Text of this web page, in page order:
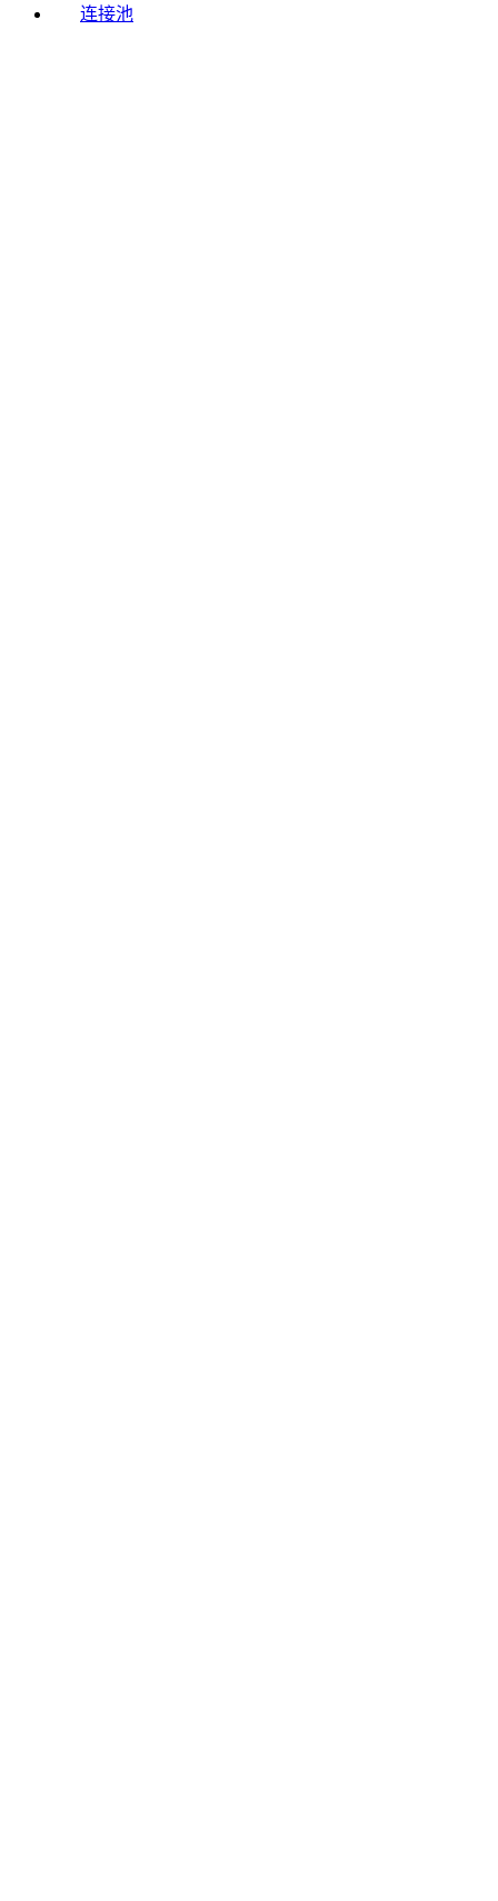
连接池